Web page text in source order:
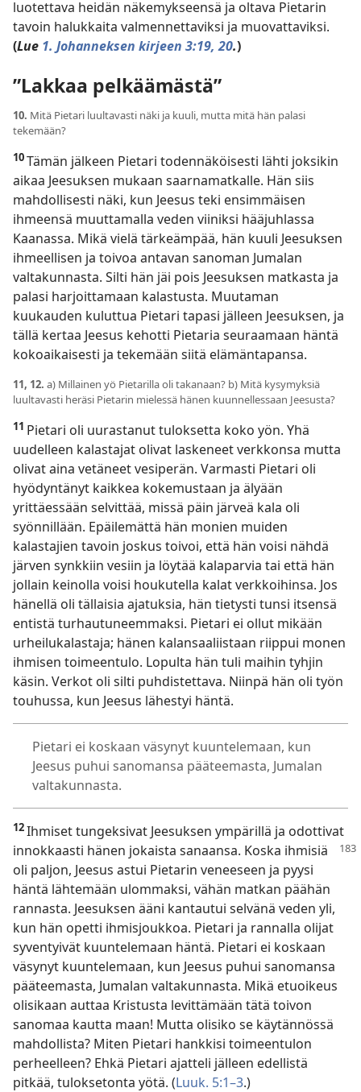
luotettava heidän näkemykseensä ja oltava Pietarin
tavoin halukkaita valmennettaviksi ja muovattaviksi.
(Lue 1. Johanneksen kirjeen 3:19, 20.)
”Lakkaa pelkäämästä”
10. Mitä Pietari luultavasti näki ja kuuli, mutta mitä hän palasi
tekemään?
10Tämän jälkeen Pietari todennäköisesti lähti joksikin
aikaa Jeesuksen mukaan saarnamatkalle. Hän siis
mahdollisesti näki, kun Jeesus teki ensimmäisen
ihmeensä muuttamalla veden viiniksi hääjuhlassa
Kaanassa. Mikä vielä tärkeämpää, hän kuuli Jeesuksen
ihmeellisen ja toivoa antavan sanoman Jumalan
valtakunnasta. Silti hän jäi pois Jeesuksen matkasta ja
palasi harjoittamaan kalastusta. Muutaman
kuukauden kuluttua Pietari tapasi jälleen Jeesuksen, ja
tällä kertaa Jeesus kehotti Pietaria seuraamaan häntä
kokoaikaisesti ja tekemään siitä elämäntapansa.
11, 12. a) Millainen yö Pietarilla oli takanaan? b) Mitä kysymyksiä
luultavasti heräsi Pietarin mielessä hänen kuunnellessaan Jeesusta?
11 Pietari oli uurastanut tuloksetta koko yön. Yhä
uudelleen kalastajat olivat laskeneet verkkonsa mutta
olivat aina vetäneet vesiperän. Varmasti Pietari oli
hyödyntänyt kaikkea kokemustaan ja älyään
yrittäessään selvittää, missä päin järveä kala oli
syönnillään. Epäilemättä hän monien muiden
kalastajien tavoin joskus toivoi, että hän voisi nähdä
järven synkkiin vesiin ja löytää kalaparvia tai että hän
jollain keinolla voisi houkutella kalat verkkoihinsa. Jos
hänellä oli tällaisia ajatuksia, hän tietysti tunsi itsensä
entistä turhautuneemmaksi. Pietari ei ollut mikään
urheilukalastaja; hänen kalansaaliistaan riippui monen
ihmisen toimeentulo. Lopulta hän tuli maihin tyhjin
käsin. Verkot oli silti puhdistettava. Niinpä hän oli työn
touhussa, kun Jeesus lähestyi häntä.
Pietari ei koskaan väsynyt kuuntelemaan, kun
Jeesus puhui sanomansa pääteemasta, Jumalan
valtakunnasta.
12Ihmiset tungeksivat Jeesuksen ympärillä ja odottivat
innokkaasti hänen jokaista sanaansa. Koska ihmisiä
oli paljon, Jeesus astui Pietarin veneeseen ja pyysi
häntä lähtemään ulommaksi, vähän matkan päähän
rannasta. Jeesuksen ääni kantautui selvänä veden yli,
kun hän opetti ihmisjoukkoa. Pietari ja rannalla olijat
syventyivät kuuntelemaan häntä. Pietari ei koskaan
väsynyt kuuntelemaan, kun Jeesus puhui sanomansa
pääteemasta, Jumalan valtakunnasta. Mikä etuoikeus
olisikaan auttaa Kristusta levittämään tätä toivon
sanomaa kautta maan! Mutta olisiko se käytännössä
mahdollista? Miten Pietari hankkisi toimeentulon
perheelleen? Ehkä Pietari ajatteli jälleen edellistä
pitkää, tuloksetonta yötä. (Luuk. 5:1–3.)